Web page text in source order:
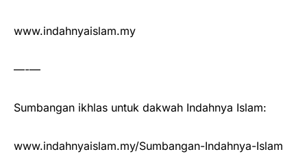
www.indahnyaislam.my
—-—
Sumbangan ikhlas untuk dakwah Indahnya Islam:
www.indahnyaislam.my/Sumbangan-Indahnya-Islam